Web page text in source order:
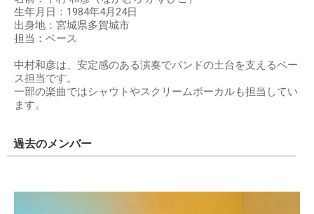
生年月日：1984年4月24日
出身地：宮城県多賀城市
担当：ベース
中村和彦は、安定感のある演奏でバンドの土台を支えるベー
ス担当です。
一部の楽曲ではシャウトやスクリームボーカルも担当してい
ます。
過去のメンバー